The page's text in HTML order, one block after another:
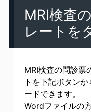
MRI検査
レートを
MRI検査の問診票
トを下記ボタン
ードできます。
Wordファイルの